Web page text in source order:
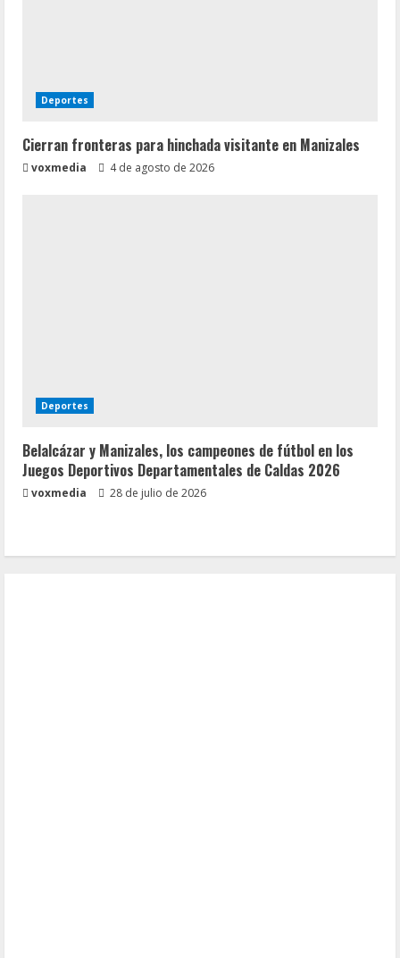
Deportes
Cierran fronteras para hinchada visitante en Manizales
voxmedia 4 de agosto de 2026
Deportes
Belalcázar y Manizales, los campeones de fútbol en los
Juegos Deportivos Departamentales de Caldas 2026
voxmedia 28 de julio de 2026